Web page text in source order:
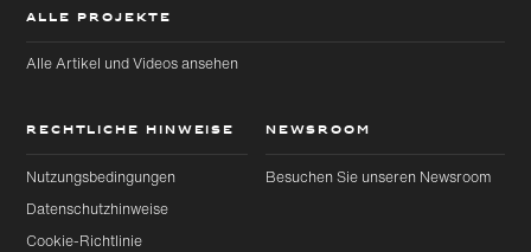
ALLE PROJEKTE
Alle Artikel und Videos ansehen
RECHTLICHE HINWEISE
Nutzungsbedingungen
Datenschutzhinweise
Cookie-Richtlinie
NEWSROOM
Besuchen Sie unseren Newsroom